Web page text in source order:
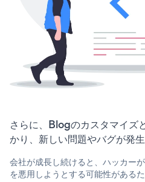
さらに、Blogのカスタマイズ
かり、新しい問題やバグが発
会社が成長し続けると、ハッカー
を悪用しようとする可能性がある